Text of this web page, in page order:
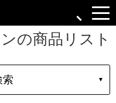
の商品リスト
索 ▼